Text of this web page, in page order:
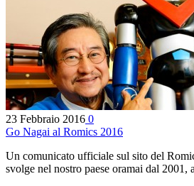
23 Febbraio 2016 0
Go Nagai al Romics 2016
Un comunicato ufficiale sul sito del
svolge nel nostro paese oramai dal